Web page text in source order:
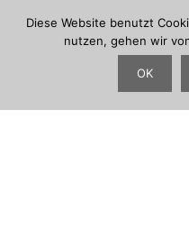
Inhalt
Diese Website benutzt
nutzen, gehen wir
OK